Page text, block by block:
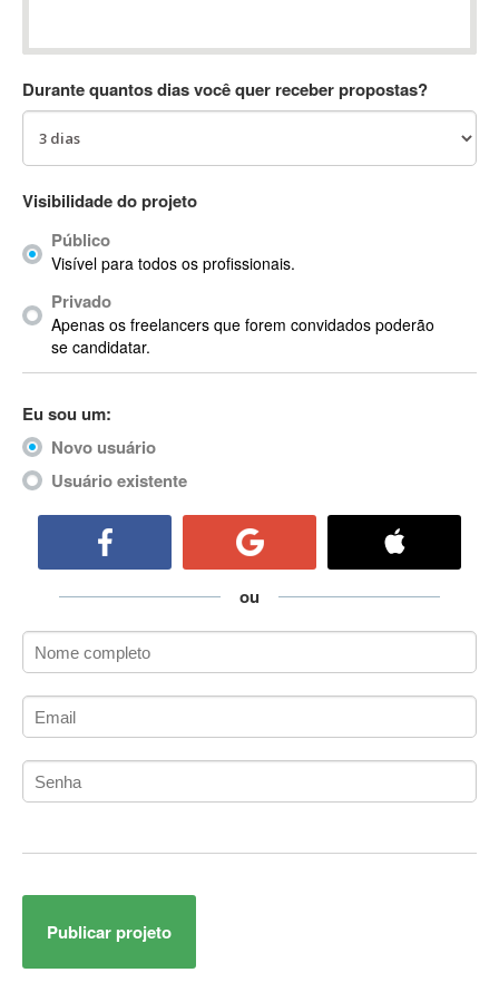
AC Drives
ACARS
AccountMate
Acrobat
Acrobat X
Acronis
ACT
ActionScript
ActionScript 3
Active Directory
ActiveX Data Objects (ADO)
ADK
Administração Acadêmica
Administração de Artistas e Repertórios
Administração de Banco de Dados
Administração de Redes
Administrador de Sistemas
Adobe After Effects
Adobe AIR
Durante quantos dias você quer receber propostas?
Visibilidade do projeto
Público
Visível para todos os profissionais.
Privado
Apenas os freelancers que forem convidados poderão
se candidatar.
Eu sou um:
Novo usuário
Usuário existente
ou
Publicar projeto